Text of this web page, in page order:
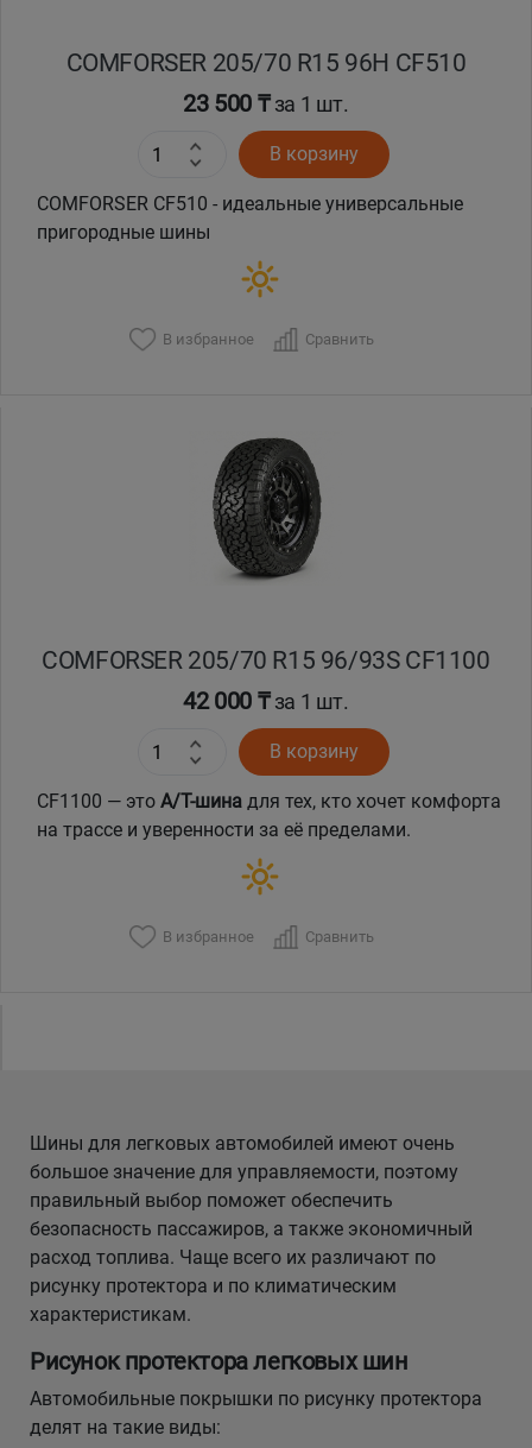
COMFORSER 205/70 R15 96H CF510
23 500 ₸за 1 шт.
В корзину
COMFORSER CF510 - идеальные универсальные
пригородные шины
В избранное Сравнить
COMFORSER 205/70 R15 96/93S CF1100
42 000 ₸за 1 шт.
В корзину
CF1100 — это A/T-шина для тех, кто хочет комфорта
на трассе и уверенности за её пределами.
В избранное Сравнить
Шины для легковых автомобилей имеют очень
большое значение для управляемости, поэтому
правильный выбор поможет обеспечить
безопасность пассажиров, а также экономичный
расход топлива. Чаще всего их различают по
рисунку протектора и по климатическим
характеристикам.
Рисунок протектора легковых шин
Автомобильные покрышки по рисунку протектора
делят на такие виды: